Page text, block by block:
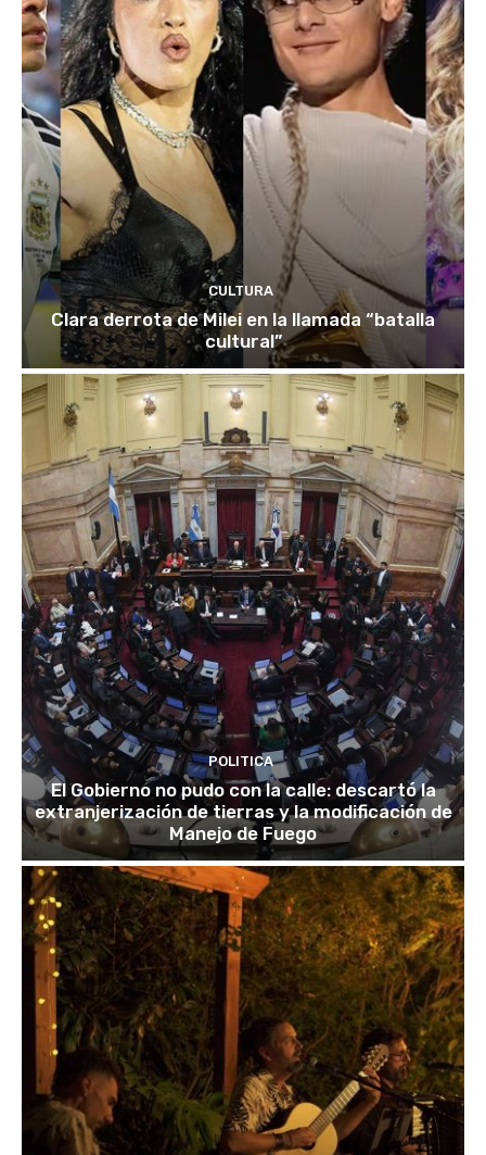
CULTURA
Clara derrota de Milei en la llamada “batalla
cultural”
POLITICA
El Gobierno no pudo con la calle: descartó la
extranjerización de tierras y la modificación de
Manejo de Fuego